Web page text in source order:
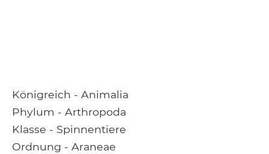
Königreich - Animalia
Phylum - Arthropoda
Klasse - Spinnentiere
Ordnung - Araneae